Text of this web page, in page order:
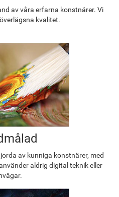
av våra erfarna konstnärer. Vi
kvalitet.
av kunniga konstnärer, med
aldrig digital teknik eller